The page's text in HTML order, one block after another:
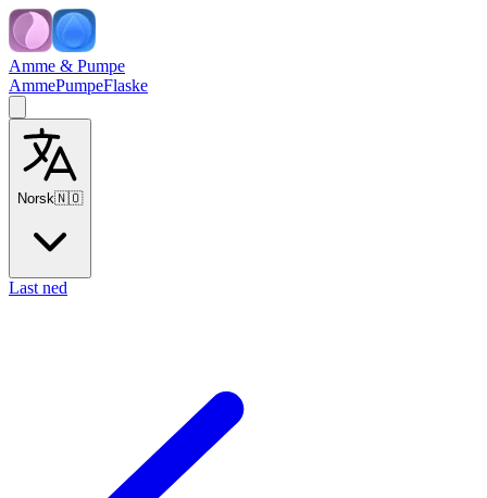
Amme & Pumpe
AmmePumpeFlaske
Norsk🇳🇴
Last ned